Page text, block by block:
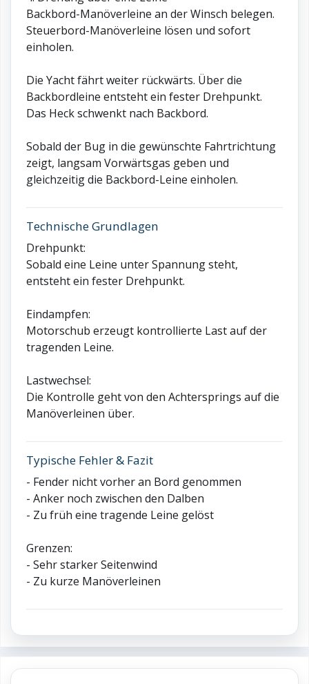
Backbord-Manöverleine an der Winsch belegen.
Steuerbord-Manöverleine lösen und sofort
einholen.
Die Yacht fährt weiter rückwärts. Über die
Backbordleine entsteht ein fester Drehpunkt.
Das Heck schwenkt nach Backbord.
Sobald der Bug in die gewünschte Fahrtrichtung
zeigt, langsam Vorwärtsgas geben und
gleichzeitig die Backbord-Leine einholen.
Technische Grundlagen
Drehpunkt:
Sobald eine Leine unter Spannung steht,
entsteht ein fester Drehpunkt.
Eindampfen:
Motorschub erzeugt kontrollierte Last auf der
tragenden Leine.
Lastwechsel:
Die Kontrolle geht von den Achtersprings auf die
Manöverleinen über.
Typische Fehler & Fazit
- Fender nicht vorher an Bord genommen
- Anker noch zwischen den Dalben
- Zu früh eine tragende Leine gelöst
Grenzen:
- Sehr starker Seitenwind
- Zu kurze Manöverleinen